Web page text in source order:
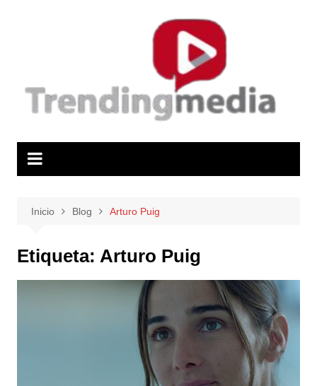
Inicio Blog Arturo Puig
Etiqueta: Arturo Puig